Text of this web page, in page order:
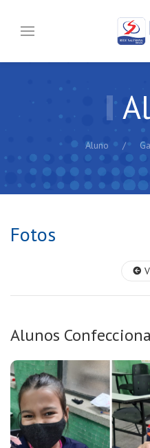
Aluno
Fotos
Alunos